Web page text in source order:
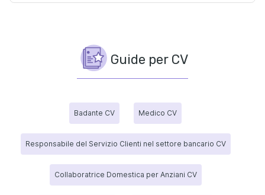
Guide per CV
Badante CV Medico CV
Responsabile del Servizio Clienti nel settore bancario CV
Collaboratrice Domestica per Anziani CV